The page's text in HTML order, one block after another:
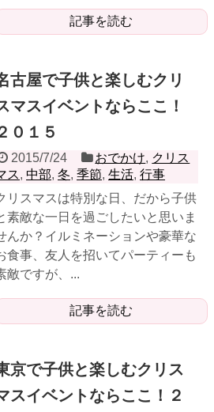
記事を読む
古屋で子供と楽しむクリ
マスイベントならここ！
０１５
2015/7/24 おでかけ, クリス
ス, 中部, 冬, 季節, 生活, 行事
リスマスは特別な日、だから子供
素敵な一日を過ごしたいと思いま
んか？イルミネーションや豪華な
食事、友人を招いてパーティーも
敵ですが、...
記事を読む
京で子供と楽しむクリス
スイベントならここ！２